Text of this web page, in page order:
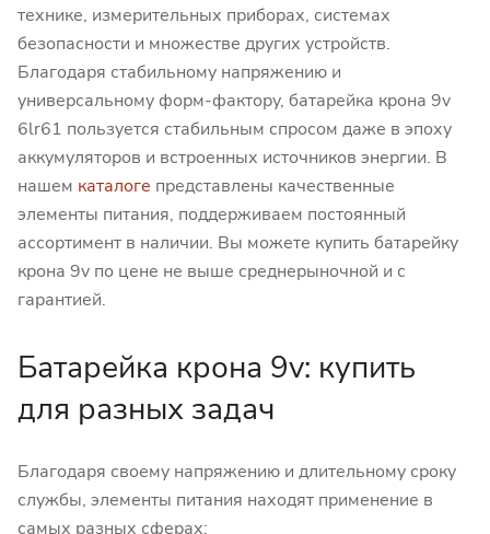
технике, измерительных приборах, системах
безопасности и множестве других устройств.
Благодаря стабильному напряжению и
универсальному форм-фактору, батарейка крона 9v
6lr61 пользуется стабильным спросом даже в эпоху
аккумуляторов и встроенных источников энергии. В
нашем каталоге представлены качественные
элементы питания, поддерживаем постоянный
ассортимент в наличии. Вы можете купить батарейку
крона 9v по цене не выше среднерыночной и с
гарантией.
Батарейка крона 9v: купить
для разных задач
Благодаря своему напряжению и длительному сроку
службы, элементы питания находят применение в
самых разных сферах: